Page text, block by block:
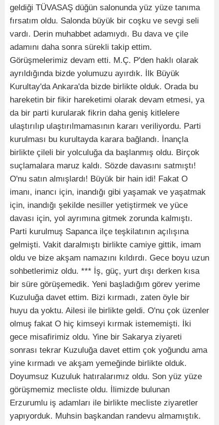
geldiği TÜVASAŞ düğün salonunda yüz yüze tanıma
fırsatım oldu. Salonda büyük bir coşku ve sevgi seli
vardı. Derin muhabbet adamıydı. Bu dava ve çile
adamını daha sonra sürekli takip ettim.
Görüşmelerimiz devam etti. M.Ç. P'den haklı olarak
ayrıldığında bizde yolumuzu ayırdık. İlk Büyük
Kurultay'da Ankara'da bizde birlikte olduk. Orada bu
hareketin bir fikir hareketimi olarak devam etmesi, ya
da bir parti kurularak fikrin daha geniş kitlelere
ulaştırılıp ulaştırılmamasının kararı veriliyordu. Parti
kurulması bu kurultayda karara bağlandı. İnançla
birlikte çileli bir yolculuğa da başlanmış oldu. Birçok
suçlamalara maruz kaldı. Sözde davasını satmıştı!
O'nu satın almışlardı! Büyük bir hain idi! Fakat O
imanı, inancı için, inandığı gibi yaşamak ve yaşatmak
için, inandığı şekilde nesiller yetiştirmek ve yüce
davası için, yol ayrımına gitmek zorunda kalmıştı.
Parti kurulmuş Sapanca ilçe teşkilatının açılışına
gelmişti. Vakit daralmıştı birlikte camiye gittik, imam
oldu ve bize akşam namazını kıldırdı. Gece boyu uzun
sohbetlerimiz oldu. *** İş, güç, yurt dışı derken kısa
bir süre görüşemedik. Yeni başladığım görev yerime
Kuzuluğa davet ettim. Bizi kırmadı, zaten öyle bir
huyu da yoktu. Ailesi ile birlikte geldi. O'nu çok üzenler
olmuş fakat O hiç kimseyi kırmak istememişti. İki
gece misafirimiz oldu. Yine bir Sakarya ziyareti
sonrası tekrar Kuzuluğa davet ettim çok yoğundu ama
yine kırmadı ve akşam yemeğinde birlikte olduk.
Doyumsuz Kuzuluk hatıralarımız oldu. Son yüz yüze
görüşmemiz mecliste oldu. İlimizde bulunan
Erzurumlu iş adamları ile birlikte mecliste ziyaretler
yapıyorduk. Muhsin başkandan randevu almamıştık.